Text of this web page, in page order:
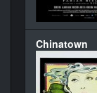
Chinatown